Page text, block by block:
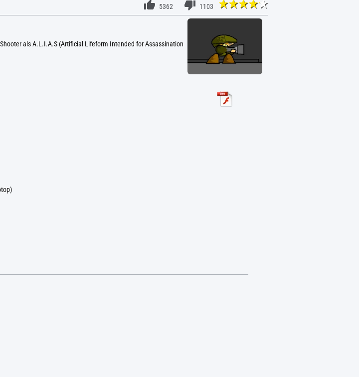
5362 1103
als A.L.I.A.S (Artificial Lifeform Intended for Assassination